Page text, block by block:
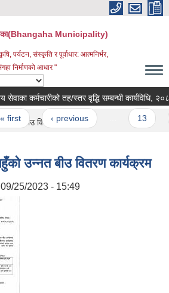
Municipality)
पर्यटन, संस्कृति र पूर्वाधार: आत्मनिर्भर,
निर्माणको आधार "
कर्मचारीको तह/स्तर वृद्धि सम्बन्धी कार्यविधि, २०८१
‹ previous
बीउ वितरण कार्यक्रम
उन्नत बीउ वितरण कार्यक्रम
25/2023 - 15:49